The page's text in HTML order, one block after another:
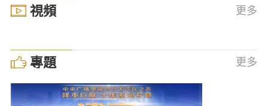
視頻 更多
專題 更多